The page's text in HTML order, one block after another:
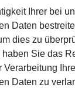
Ihrer bei
Daten
dies zu
haben Sie das
Verarbeitung
Daten zu